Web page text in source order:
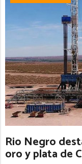
Rio Negro
oro y plata de